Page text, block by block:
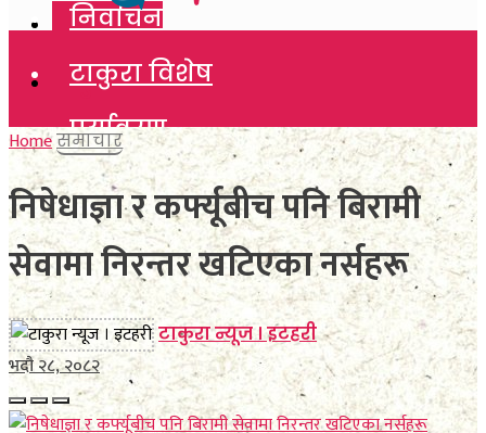
निर्वाचन
टाकुरा विशेष
पर्यावरण
विचार
कला साहित्य
खेलकुद
विविध
निर्वाचन
टाकुरा विशेष
पर्यावरण
विचार
कला साहित्य
खेलकुद
विविध
अन्तर्वार्ता
Homeसमाचार
निषेधाज्ञा र कर्फ्यूबीच पनि बिरामी
सेवामा निरन्तर खटिएका नर्सहरू
टाकुरा न्यूज । इटहरी
भदौ २८, २०८२